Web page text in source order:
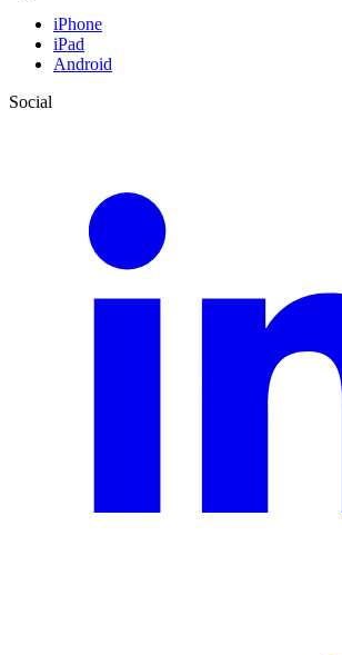
iPhone
iPad
Android
Social